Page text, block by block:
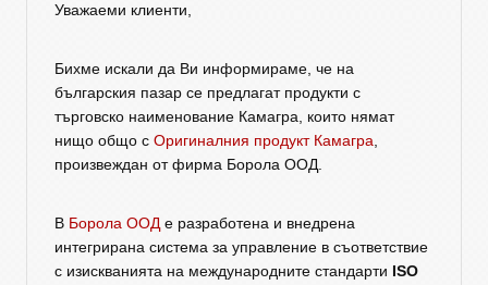
Уважаеми клиенти,
Бихме искали да Ви информираме, че на
българския пазар се предлагат продукти с
търговско наименование Камагра, които нямат
нищо общо с Оригиналния продукт Камагра,
произвеждан от фирма Борола ООД.
В Борола ООДе разработена и внедрена
интегрирана система за управление в съответствие
с изискванията на международните стандарти ISO